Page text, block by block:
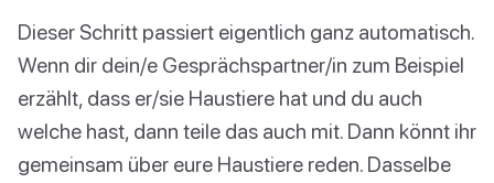
Dieser Schritt passiert eigentlich ganz automatisch.
Wenn dir dein/e Gesprächspartner/in zum Beispiel
erzählt, dass er/sie Haustiere hat und du auch
welche hast, dann teile das auch mit. Dann könnt ihr
gemeinsam über eure Haustiere reden. Dasselbe